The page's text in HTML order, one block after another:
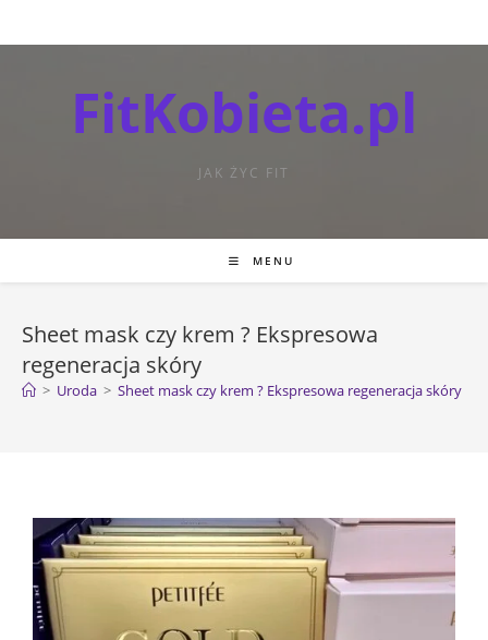
FitKobieta.pl
JAK ŻYC FIT
MENU
Sheet mask czy krem ? Ekspresowa
regeneracja skóry
> Uroda > Sheet mask czy krem ? Ekspresowa regeneracja skóry